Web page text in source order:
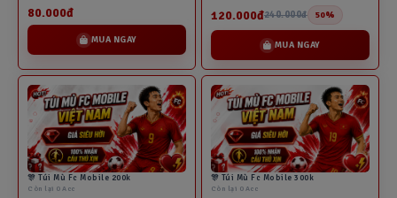
80.000đ
MUA NGAY
120.000đ240.000đ 50%
MUA NGAY
🎊 Túi Mù Fc Mobile 200k
Còn lại 0 Acc
🎊 Túi Mù Fc Mobile 300k
Còn lại 0 Acc